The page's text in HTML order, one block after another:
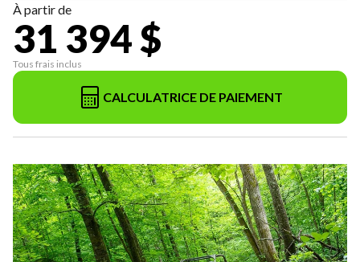
À partir de
31 394 $
Tous frais inclus
CALCULATRICE DE PAIEMENT